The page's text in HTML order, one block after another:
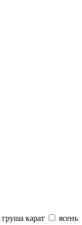
груша карат
ясень